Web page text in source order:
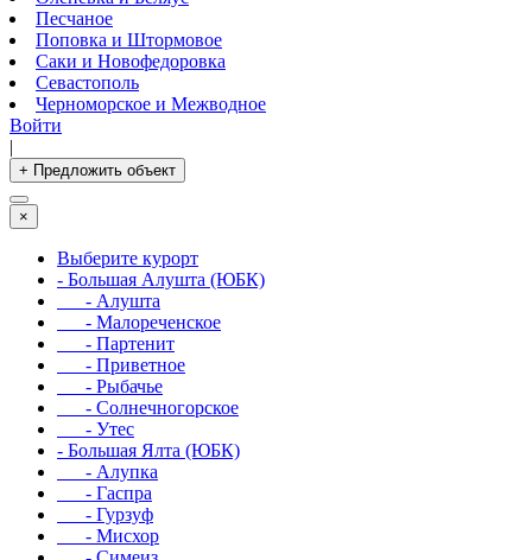
Песчаное
Поповка и Штормовое
Саки и Новофедоровка
Севастополь
Черноморское и Межводное
Войти
|
+ Предложить объект
×
Выберите курорт
- Большая Алушта (ЮБК)
- Алушта
- Малореченское
- Партенит
- Приветное
- Рыбачье
- Солнечногорское
- Утес
- Большая Ялта (ЮБК)
- Алупка
- Гаспра
- Гурзуф
- Мисхор